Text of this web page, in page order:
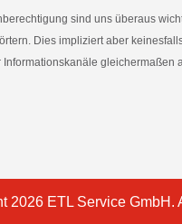
sind uns überaus
Dies impliziert aber
2026 ETL Service GmbH.